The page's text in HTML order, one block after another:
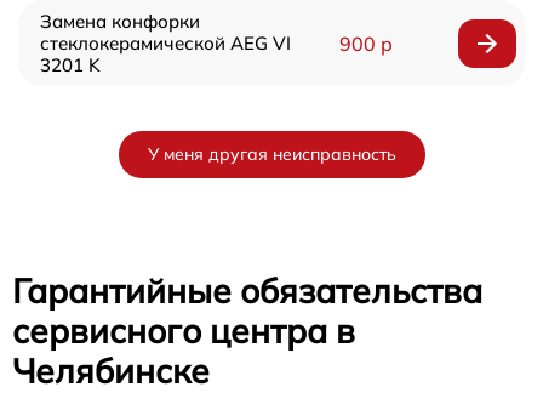
Замена конфорки
стеклокерамической AEG VI
3201 K
900 р
У меня другая неисправность
Гарантийные обязательства
сервисного центра в
Челябинске